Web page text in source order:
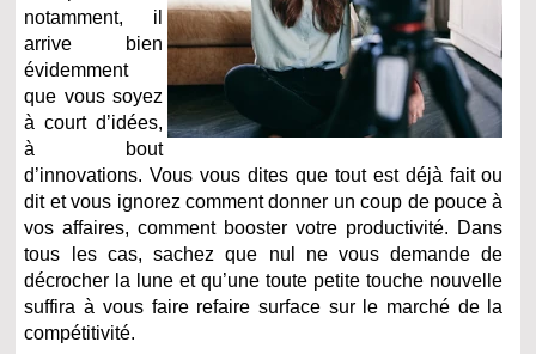
notamment, il
arrive bien
évidemment
que vous soyez
à court d’idées,
à bout
d’innovations. Vous vous dites que tout est déjà fait ou
dit et vous ignorez comment donner un coup de pouce à
vos affaires, comment booster votre productivité. Dans
tous les cas, sachez que nul ne vous demande de
décrocher la lune et qu’une toute petite touche nouvelle
suffira à vous faire refaire surface sur le marché de la
compétitivité.